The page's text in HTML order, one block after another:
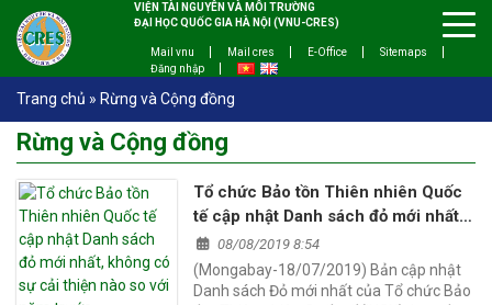
VIỆN TÀI NGUYÊN VÀ MÔI TRƯỜNG
ĐẠI HỌC QUỐC GIA HÀ NỘI (VNU-CRES)
Mail vnu Mail cres E-Office
Sitemaps
Đăng nhập
Trang chủ » Rừng và Cộng đồng
Rừng và Cộng đồng
Tổ chức Bảo tồn Thiên nhiên Quốc
tế cập nhật Danh sách đỏ mới nhất,
không có sự cải thiện nào so với
năm trước
08/08/2019 8:54
(Mongabay-18/07/2019) Bản cập nhật
Danh sách Đỏ mới nhất của Tổ chức Bảo